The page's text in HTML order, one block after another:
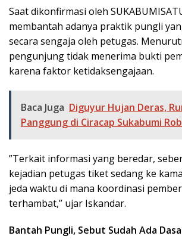
​Saat dikonfirmasi oleh
membantah adanya praktik pungli
secara sengaja oleh petugas.
pengunjung tidak menerima bukti
karena faktor ketidaksengajaan.
Baca Juga Diguyur Hujan Deras,
Panggung di Ciracap Sukabumi
​”Terkait informasi yang beredar,
kejadian petugas tiket sedang ke
jeda waktu di mana koordinasi
terhambat,” ujar Iskandar.
Bantah Pungli, Sebut Sudah Ada